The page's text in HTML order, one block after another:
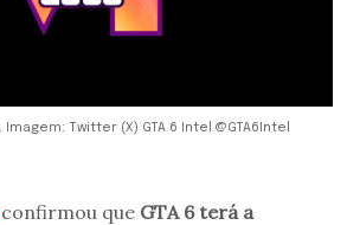
Imagem: Twitter (X) GTA 6 Intel @GTA6Intel
confirmou que GTA 6 terá a